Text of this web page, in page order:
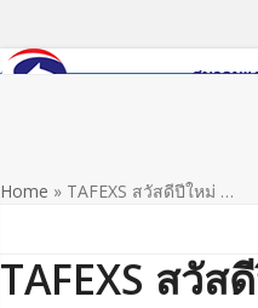
Home » TAFEXS สวัสดีปีใหม่ …
TAFEXS สวั